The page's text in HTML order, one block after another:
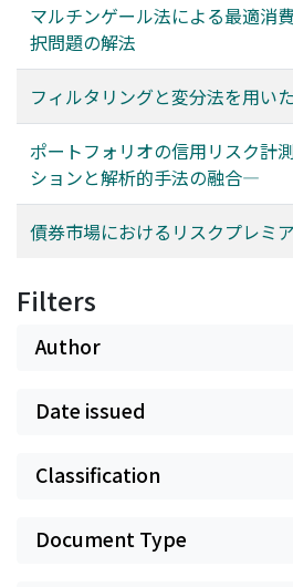
マルチンゲール法による最適消
択問題の解法
フィルタリングと変分法を用い
ポートフォリオの信用リスク計
ションと解析的手法の融合―
債券市場におけるリスクプレミ
Filters
Author
Date issued
Classification
Document Type